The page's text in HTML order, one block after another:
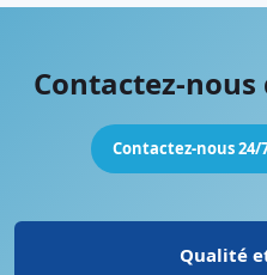
Contactez-nous
Contactez-nous 24/
Qualité